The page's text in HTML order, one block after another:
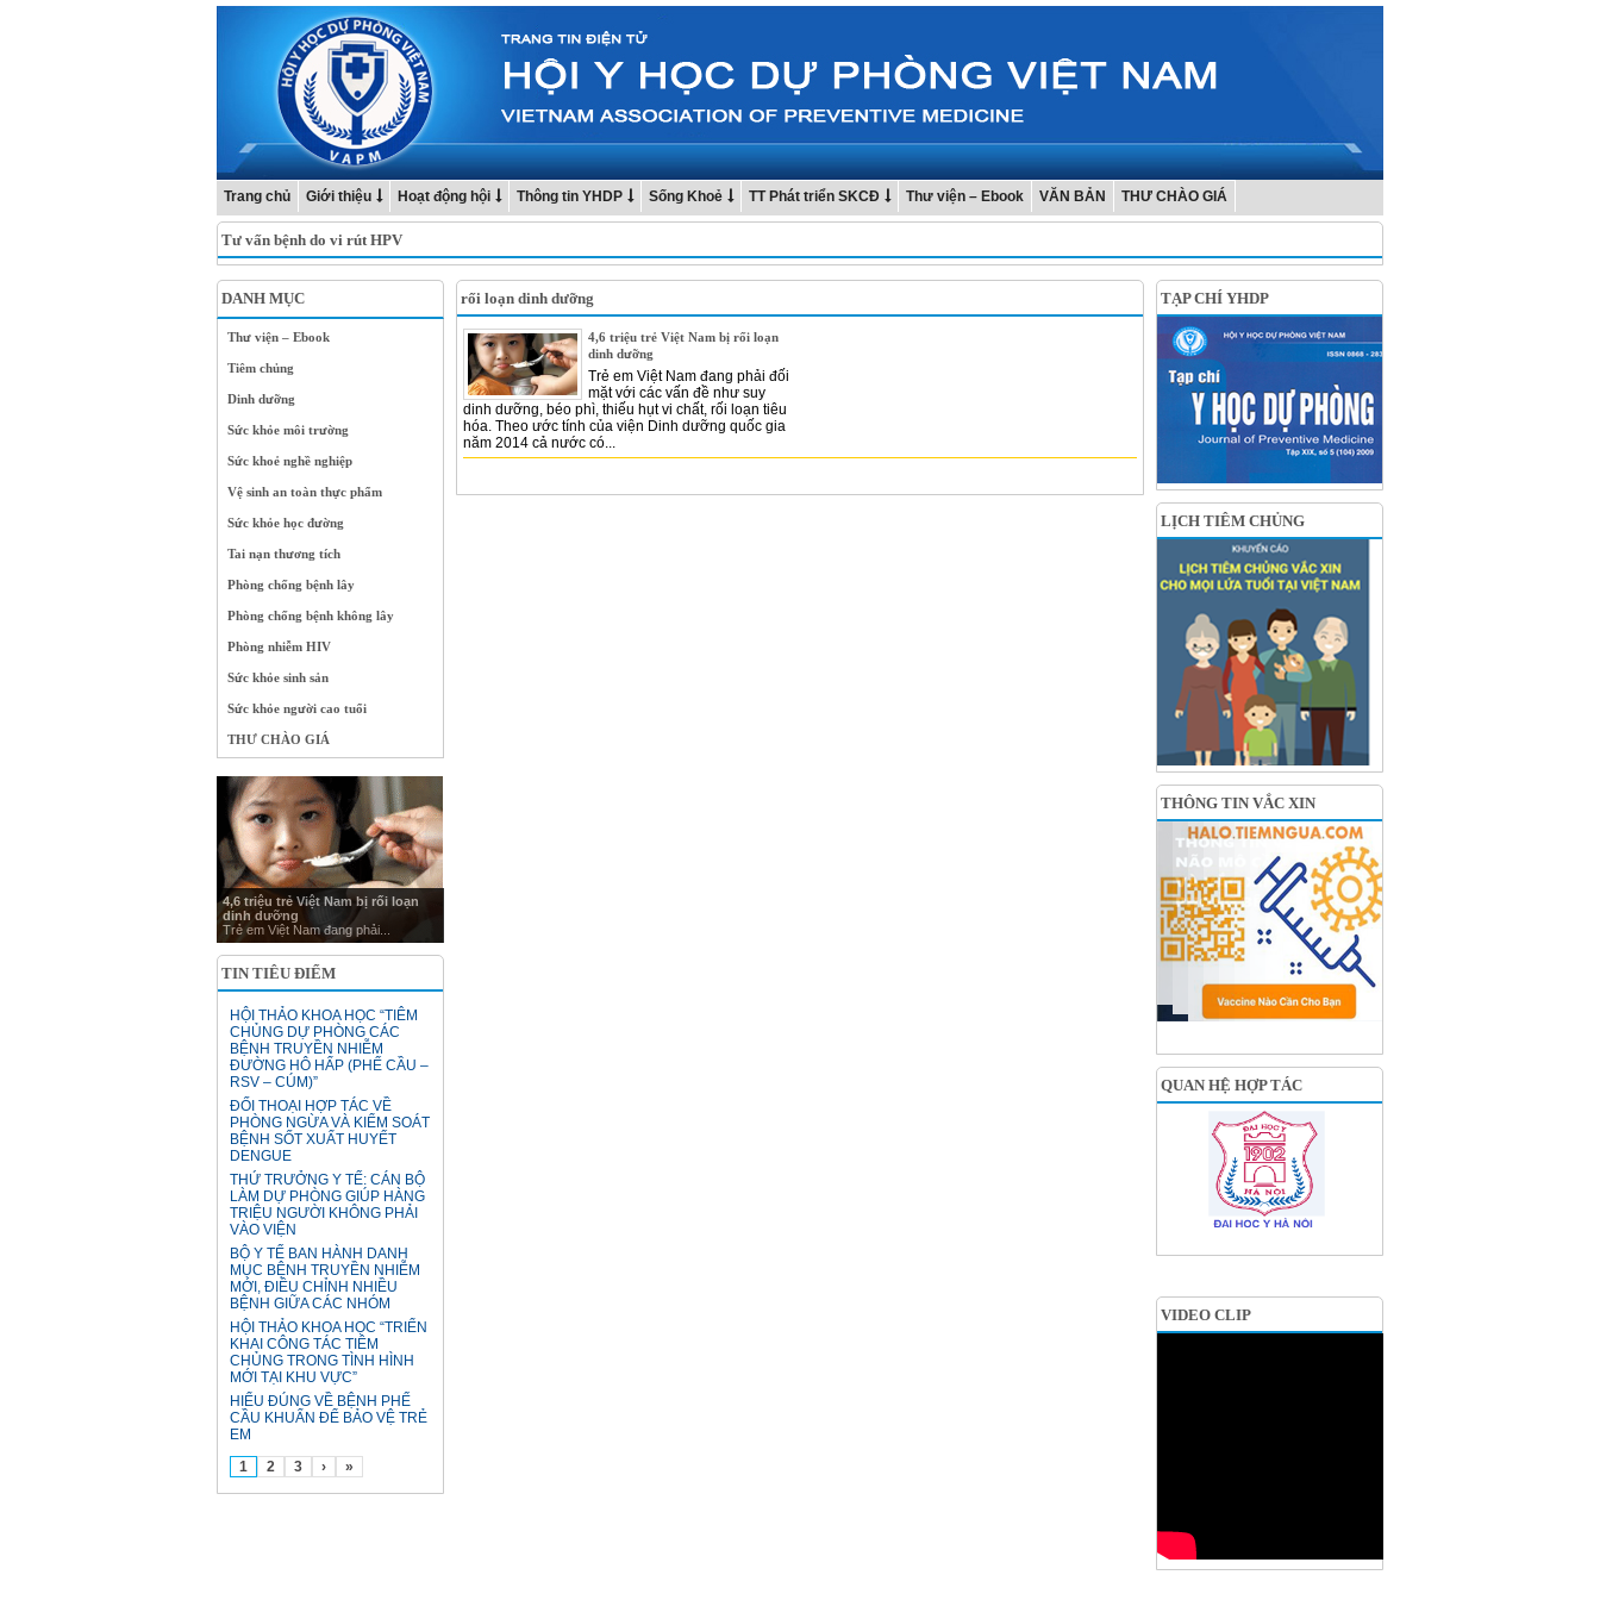
Trang chủ Giới thiệu Hoạt động hội Thông tin YHDP Sống Khoẻ TT Phát triển SKCĐ Thư viện – Ebook VĂN BẢN THƯ CHÀO GIÁ
Tư vấn bệnh do vi rút HPV
DANH MỤC
Thư viện – Ebook
Tiêm chủng
Dinh dưỡng
Sức khỏe môi trường
Sức khoẻ nghề nghiệp
Vệ sinh an toàn thực phẩm
Sức khỏe học đường
Tai nạn thương tích
Phòng chống bệnh lây
Phòng chống bệnh không lây
Phòng nhiễm HIV
Sức khỏe sinh sản
Sức khỏe người cao tuổi
THƯ CHÀO GIÁ
4,6 triệu trẻ Việt Nam bị rối loạn
dinh dưỡng
Trẻ em Việt Nam đang phải...
TIN TIÊU ĐIỂM
HỘI THẢO KHOA HỌC “TIÊM
CHỦNG DỰ PHÒNG CÁC
BỆNH TRUYỀN NHIỄM
ĐƯỜNG HÔ HẤP (PHẾ CẦU –
RSV – CÚM)”
ĐỐI THOẠI HỢP TÁC VỀ
PHÒNG NGỪA VÀ KIỂM SOÁT
BỆNH SỐT XUẤT HUYẾT
DENGUE
THỨ TRƯỞNG Y TẾ: CÁN BỘ
LÀM DỰ PHÒNG GIÚP HÀNG
TRIỆU NGƯỜI KHÔNG PHẢI
VÀO VIỆN
BỘ Y TẾ BAN HÀNH DANH
MỤC BỆNH TRUYỀN NHIỄM
MỚI, ĐIỀU CHỈNH NHIỀU
BỆNH GIỮA CÁC NHÓM
HỘI THẢO KHOA HỌC “TRIỂN
KHAI CÔNG TÁC TIÊM
CHỦNG TRONG TÌNH HÌNH
MỚI TẠI KHU VỰC”
HIỂU ĐÚNG VỀ BỆNH PHẾ
CẦU KHUẨN ĐỂ BẢO VỆ TRẺ
EM
1
2 3 › »
rối loạn dinh dưỡng
4,6 triệu trẻ Việt Nam bị rối loạn
dinh dưỡng
Trẻ em Việt Nam đang phải đối
mặt với các vấn đề như suy
dinh dưỡng, béo phì, thiếu hụt vi chất, rối loạn tiêu
hóa. Theo ước tính của viện Dinh dưỡng quốc gia
năm 2014 cả nước có...
TẠP CHÍ YHDP
LỊCH TIÊM CHỦNG
THÔNG TIN VẮC XIN
QUAN HỆ HỢP TÁC
VIDEO CLIP